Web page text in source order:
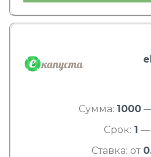
Сумма: 1000
Срок: 1 —
Ставка: от